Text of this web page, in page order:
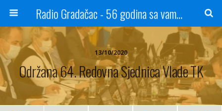
Radio Gradačac - 56 godina sa vama...
13/10/2020
Održana 64. Redovna Sjednica Vlade TK